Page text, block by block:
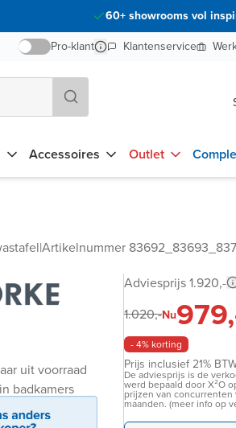
60+ showrooms vol
Pro-klant
Klantenservice
Accessoires Outlet
|Artikelnummer
uit voorraad
badkamers
Adviesprijs 1.920,-
1.020,-Nu
- 4% korting
Prijs inclusief 21%
De adviesprijs is de
werd bepaald door X²O
prijzen van
maanden. (meer info op